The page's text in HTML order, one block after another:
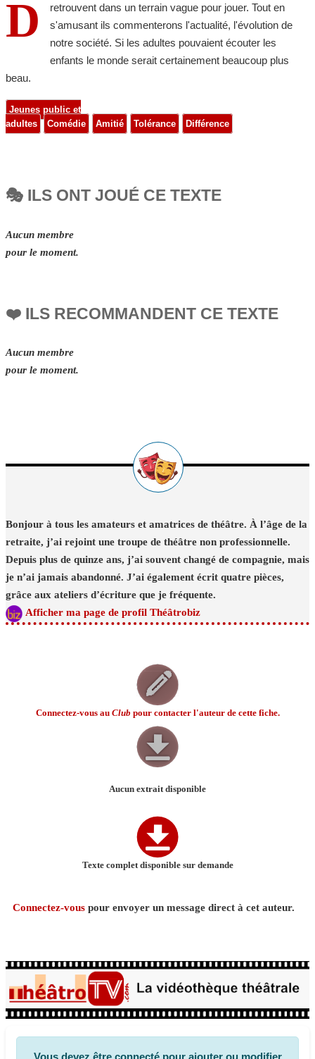
D
retrouvent dans un terrain vague pour jouer. Tout en
s'amusant ils commenterons l'actualité, l'évolution de
notre société. Si les adultes pouvaient écouter les
enfants le monde serait certainement beaucoup plus
beau.
Jeunes public et
adultes
Comédie Amitié Tolérance Différence
🎭 ILS ONT JOUÉ CE TEXTE
Aucun membre
pour le moment.
❤️ ILS RECOMMANDENT CE TEXTE
Aucun membre
pour le moment.
Bonjour à tous les amateurs et amatrices de théâtre. À l’âge de la
retraite, j’ai rejoint une troupe de théâtre non professionnelle.
Depuis plus de quinze ans, j’ai souvent changé de compagnie, mais
je n’ai jamais abandonné. J’ai également écrit quatre pièces,
grâce aux ateliers d’écriture que je fréquente.
Afficher ma page de profil Théâtrobiz
Connectez-vous au Club pour contacter l'auteur de cette fiche.
Aucun extrait disponible
Texte complet disponible sur demande
Connectez-vous pour envoyer un message direct à cet auteur.